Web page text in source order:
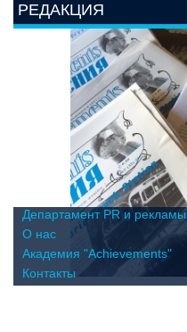
РЕДАКЦИЯ
Департамент PR и рекламы
О нас
Академия "Achievements"
Контакты